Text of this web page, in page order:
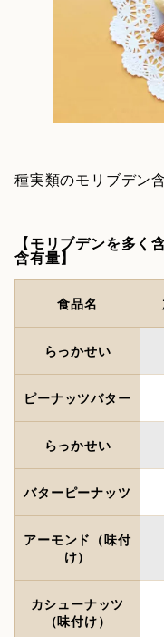
種実類のモリブデン
【モリブデンを多
含有量】
食品名
らっかせい
ピーナッツバター
らっかせい
バターピーナッツ
アーモンド（味付
け）
カシューナッツ
（味付け）